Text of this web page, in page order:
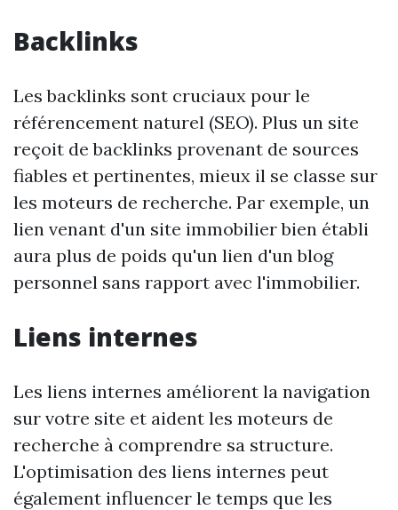
Backlinks
Les backlinks sont cruciaux pour le
référencement naturel (SEO). Plus un site
reçoit de backlinks provenant de sources
fiables et pertinentes, mieux il se classe sur
les moteurs de recherche. Par exemple, un
lien venant d'un site immobilier bien établi
aura plus de poids qu'un lien d'un blog
personnel sans rapport avec l'immobilier.
Liens internes
Les liens internes améliorent la navigation
sur votre site et aident les moteurs de
recherche à comprendre sa structure.
L'optimisation des liens internes peut
également influencer le temps que les